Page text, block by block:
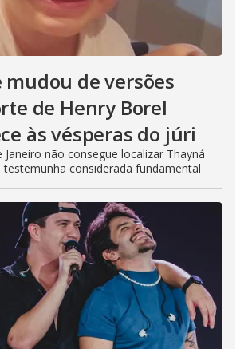
mudou de versões
de Henry Borel
às vésperas do júri
Janeiro não consegue localizar Thayná
testemunha considerada fundamental